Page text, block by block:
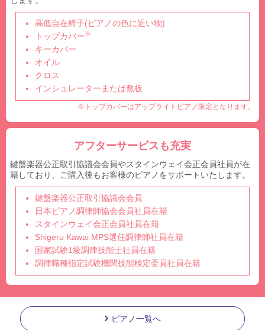
高低自在椅子(ピアノの色に近い物)
トップカバー※
キーカバー
オイル
クロス
インシュレーターまたは敷板
※トップカバーはアップライトピアノ限定となります。
アフターサービスも充実
鍵盤楽器公正取引協議会会員やスタインウェイ会正会員社員が在
籍しており、ご購入後もお客様のピアノをサポートいたします。
鍵盤楽器公正取引協議会会員
日本ピアノ調律師協会会員社員在籍
スタインウェイ会正会員社員在籍
Shigeru Kawai MPS選任調律師社員在籍
国家試験1級調律技能士社員在籍
調律職種指定試験機関技能検定委員社員在籍
ピアノ一覧へ